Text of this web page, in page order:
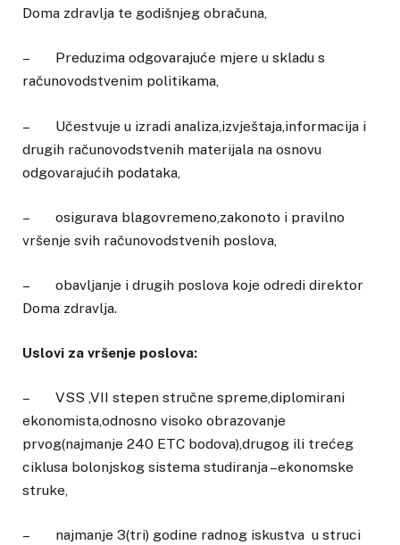
Doma zdravlja te godišnjeg obračuna,
– Preduzima odgovarajuće mjere u skladu s
računovodstvenim politikama,
– Učestvuje u izradi analiza,izvještaja,informacija i
drugih računovodstvenih materijala na osnovu
odgovarajućih podataka,
– osigurava blagovremeno,zakonoto i pravilno
vršenje svih računovodstvenih poslova,
– obavljanje i drugih poslova koje odredi direktor
Doma zdravlja.
Uslovi za vršenje poslova:
– VSS ,VII stepen stručne spreme,diplomirani
ekonomista,odnosno visoko obrazovanje
prvog(najmanje 240 ETC bodova),drugog ili trećeg
ciklusa bolonjskog sistema studiranja –ekonomske
struke,
– najmanje 3(tri) godine radnog iskustva u struci